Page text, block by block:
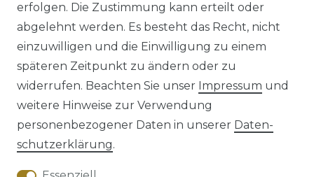
Impressum Daten­schutz­erklärung
AGB Barrierefreiheitserklärung
erfolgen. Die Zustimmung kann erteilt oder
abgelehnt werden. Es besteht das Recht, nicht
einzuwilligen und die Einwilligung zu einem
späteren Zeitpunkt zu ändern oder zu
widerrufen. Beachten Sie unser Impressum und
weitere Hinweise zur Verwendung
personenbezogener Daten in unserer Daten­
schutz­erklärung.